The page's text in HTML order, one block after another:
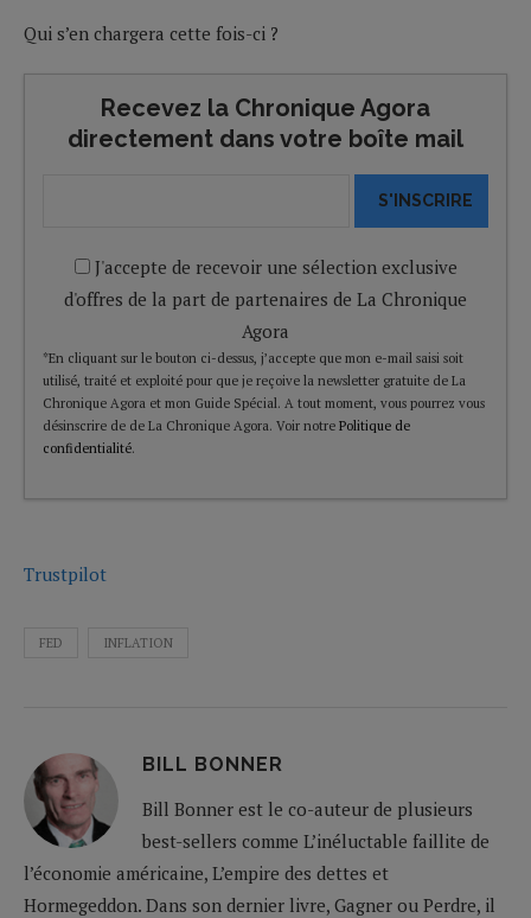
Qui s’en chargera cette fois-ci ?
Recevez la Chronique Agora
directement dans votre boîte mail
S'INSCRIRE
J'accepte de recevoir une sélection exclusive
d'offres de la part de partenaires de La Chronique
Agora
*En cliquant sur le bouton ci-dessus, j’accepte que mon e-mail saisi soit
utilisé, traité et exploité pour que je reçoive la newsletter gratuite de La
Chronique Agora et mon Guide Spécial. A tout moment, vous pourrez vous
désinscrire de de La Chronique Agora. Voir notre Politique de
confidentialité.
Trustpilot
FED INFLATION
BILL BONNER
Bill Bonner est le co-auteur de plusieurs
best-sellers comme L’inéluctable faillite de
l’économie américaine, L’empire des dettes et
Hormegeddon. Dans son dernier livre, Gagner ou Perdre, il